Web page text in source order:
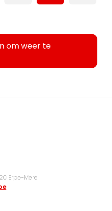
om weer te
Erpe-Mere